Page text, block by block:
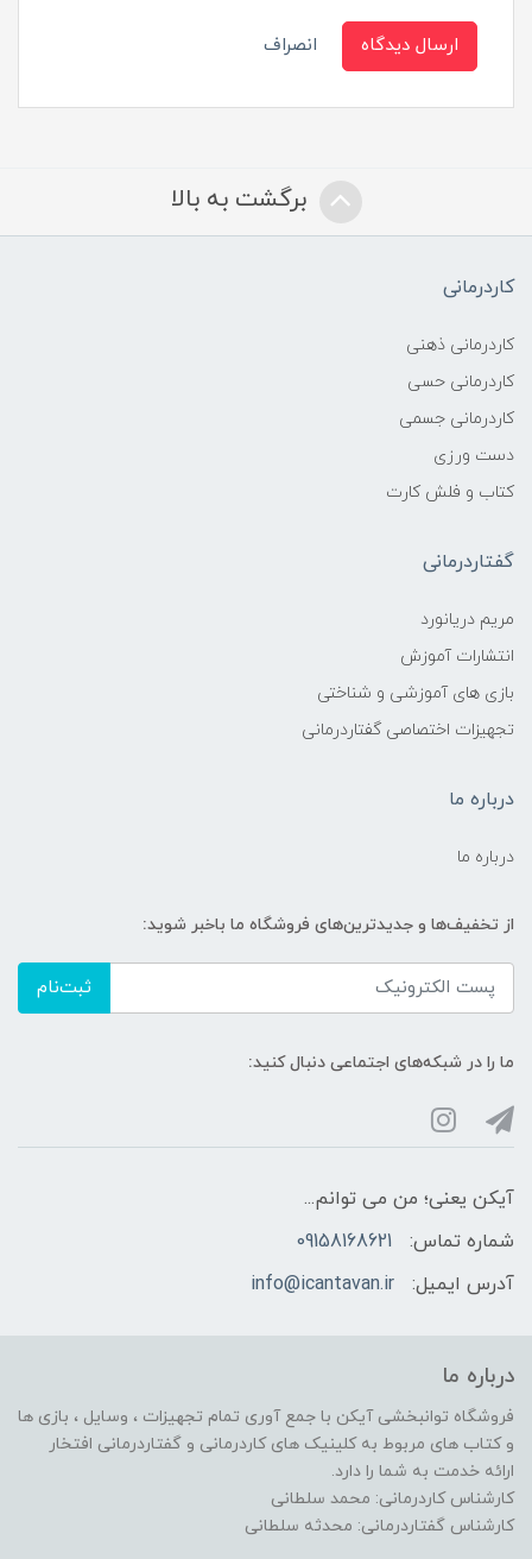
ارسال دیدگاه انصراف
برگشت به بالا
کاردرمانی
کاردرمانی ذهنی
کاردرمانی حسی
کاردرمانی جسمی
دست ورزی
کتاب و فلش کارت
گفتاردرمانی
مریم دریانورد
انتشارات آموزش
بازی های آموزشی و شناختی
تجهیزات اختصاصی گفتاردرمانی
درباره ما
درباره ما
از تخفیف‌ها و جدیدترین‌های فروشگاه ما باخبر شوید:
ثبت‌نام
ما را در شبکه‌های اجتماعی دنبال کنید:
آیکن یعنی؛ من می توانم...
شماره تماس:
09158168621
آدرس ایمیل:
info@icantavan.ir
درباره ما
فروشگاه توانبخشی آیکن با جمع آوری تمام تجهیزات ، وسایل ، بازی ها
و کتاب های مربوط به کلینیک های کاردرمانی و گفتاردرمانی افتخار
ارائه خدمت به شما را دارد.
کارشناس کاردرمانی: محمد سلطانی
کارشناس گفتاردرمانی: محدثه سلطانی